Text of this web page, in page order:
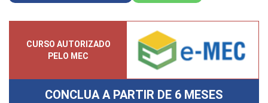
CURSO AUTORIZADO
PELO MEC
CONCLUA A PARTIR DE 6 MESES